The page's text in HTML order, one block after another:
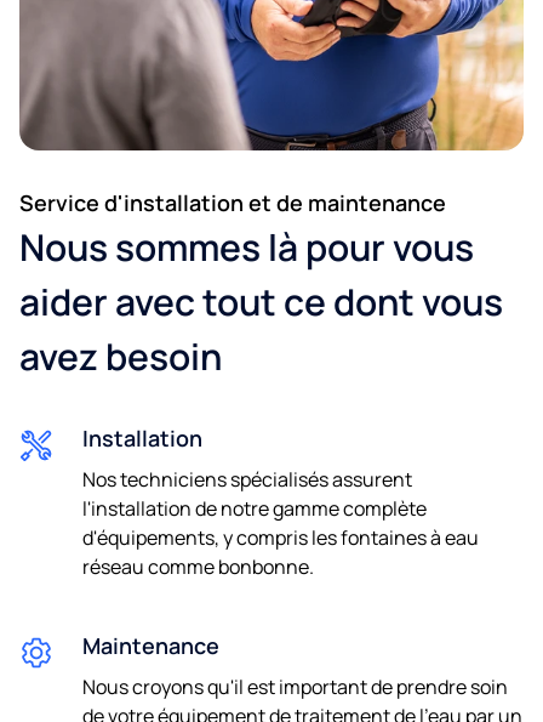
Service d'installation et de maintenance
Nous sommes là pour vous
aider avec tout ce dont vous
avez besoin
Installation
Nos techniciens spécialisés assurent
l'installation de notre gamme complète
d'équipements, y compris les fontaines à eau
réseau comme bonbonne.
Maintenance
Nous croyons qu'il est important de prendre soin
de votre équipement de traitement de l'eau par un